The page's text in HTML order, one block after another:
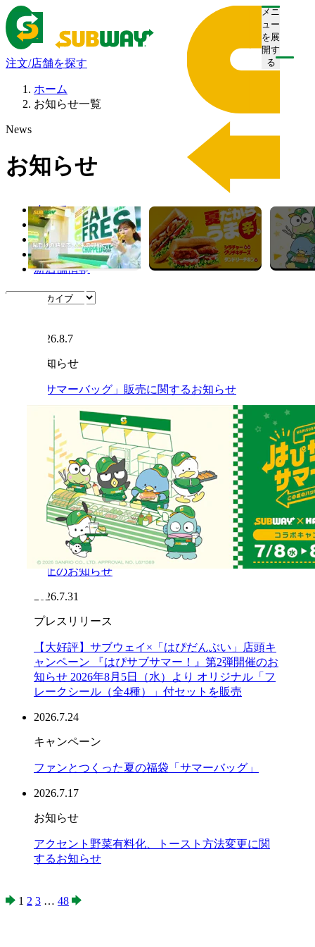
メニ
ュー
を展
開す
る
注文/店舗を探す
ホーム
お知らせ一覧
News
お知らせ
すべて
プレスリリース
お知らせ
キャンペーン
新店舗情報
2026.8.7
お知らせ
「サマーバッグ」販売に関するお知らせ
2026.8.7
お知らせ
「サマーバッグ」沖縄県内3店舗での販売開始延
期のお知らせ（※8月7日時点）
2026.8.7
お知らせ
「令和8年熊本地震」の影響による一部店舗営業
休止のお知らせ
2026.7.31
プレスリリース
【大好評】サブウェイ×「はぴだんぶい」店頭キ
ャンペーン 『はぴサブサマー！』第2弾開催のお
知らせ 2026年8月5日（水）より オリジナル「フ
レークシール（全4種）」付セットを販売
2026.7.24
キャンペーン
ファンとつくった夏の福袋「サマーバッグ」
2026.7.17
お知らせ
アクセント野菜有料化、トースト方法変更に関
するお知らせ
1 2 3 … 48